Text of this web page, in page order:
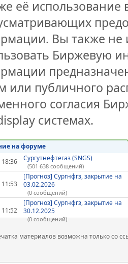
её
Вы также не
Биржевую
или публичного
согласия
системах.
на форуме
18:36
Сургутнефтегаз (SNGS)
(501 638 сообщений)
[Прогноз] Сургнфгз, закрытие на
03.02.2026
(0 сообщений)
11:52
[Прогноз] Сургнфгз, закрытие на
30.12.2025
(0 сообщений)
материалов возможна только со